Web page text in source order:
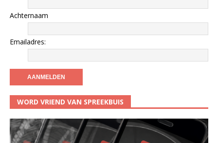
Achternaam
Emailadres:
WORD VRIEND VAN SPREEKBUIS